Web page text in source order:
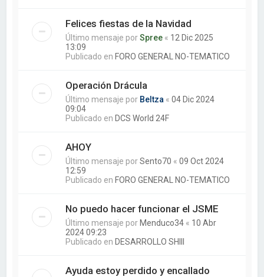
Felices fiestas de la Navidad
Último mensaje porSpree « 12 Dic 2025
13:09
Publicado en FORO GENERAL NO-TEMATICO
Operación Drácula
Último mensaje por Beltza «04 Dic 2024
09:04
Publicado en DCS World 24F
AHOY
Último mensaje porSento70 «09 Oct 2024
12:59
Publicado en FORO GENERAL NO-TEMATICO
No puedo hacer funcionar el JSME
Último mensaje por Menduco34 « 10 Abr
2024 09:23
Publicado en DESARROLLO SHIII
Ayuda estoy perdido y encallado